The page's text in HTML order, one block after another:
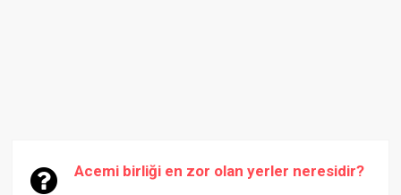
Acemi birliği en zor olan yerler neresidir?